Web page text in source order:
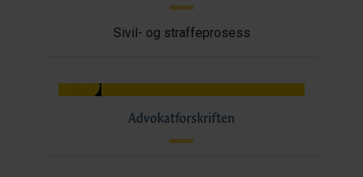
Sivil- og straffeprosess
Advokatforskriften